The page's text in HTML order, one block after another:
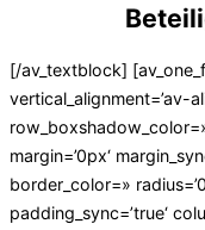
[/av_textblock]
vertical_alignment=’av-
margin=’0px‘
border_color=»
padding_sync=’true‘